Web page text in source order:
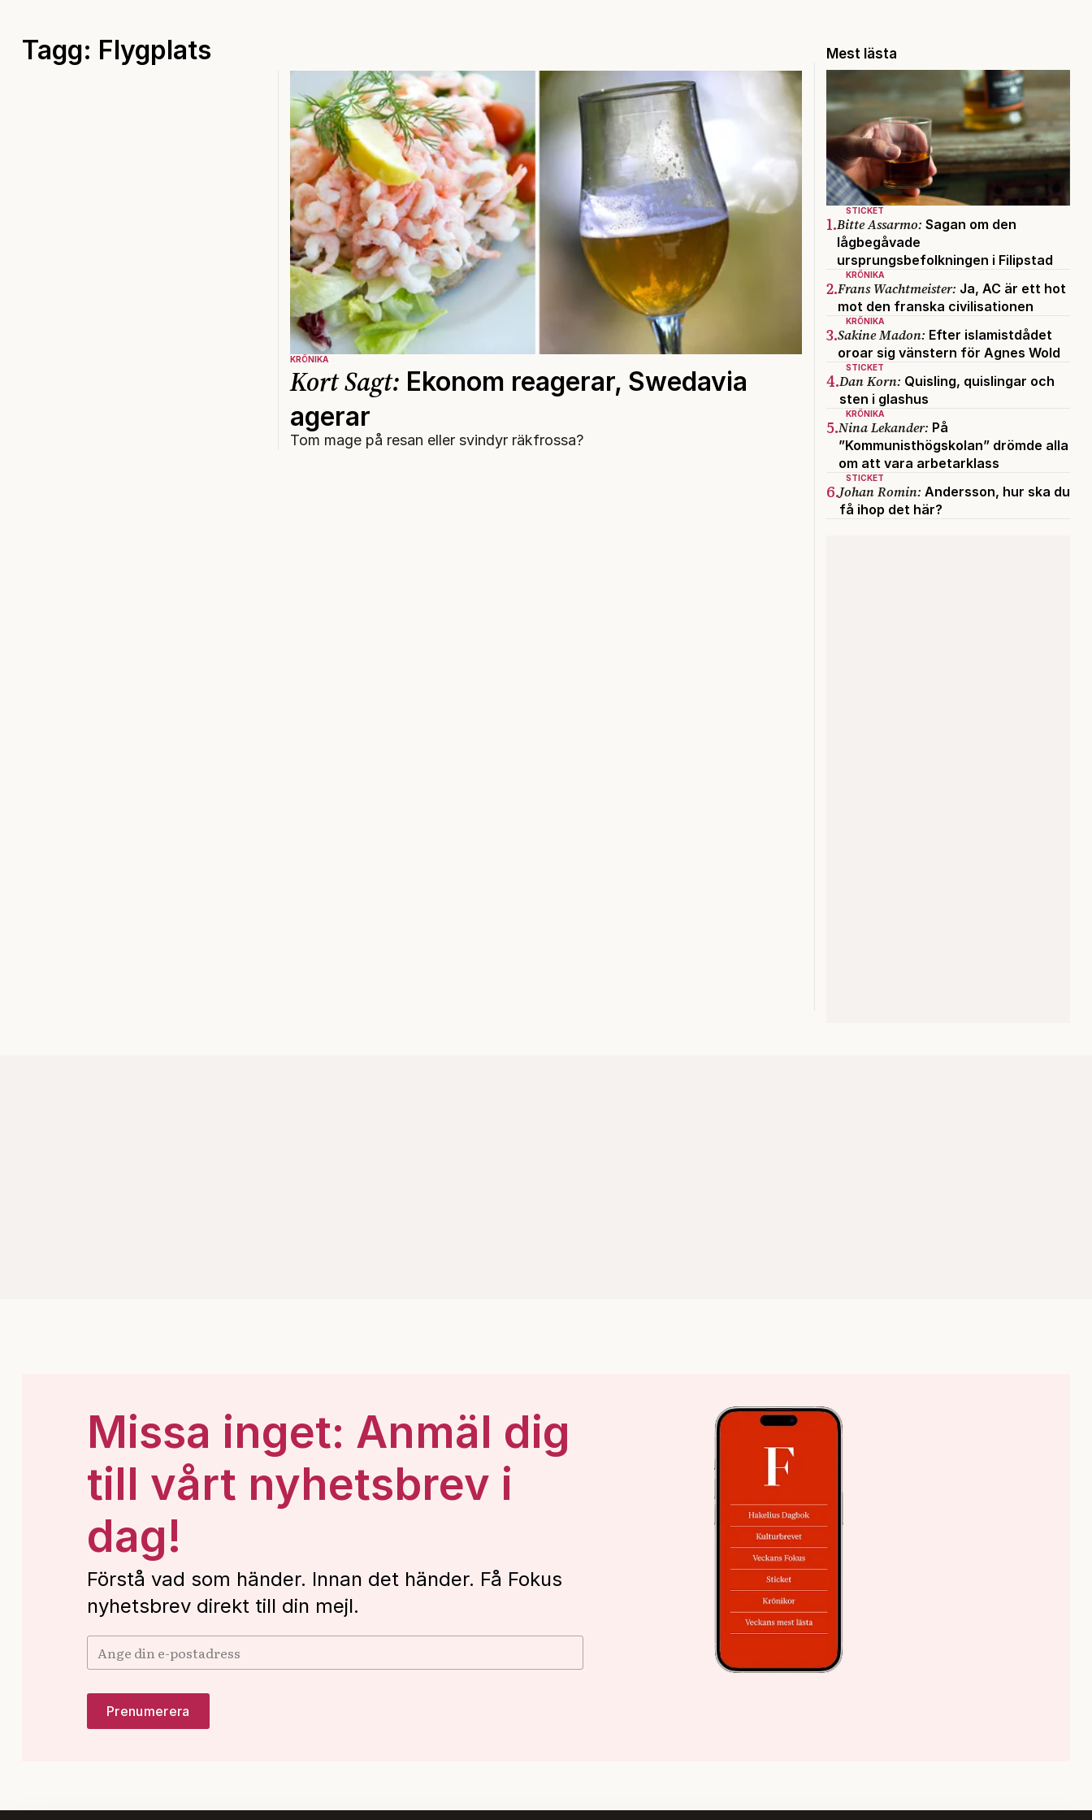
Tagg: Flygplats
KRÖNIKA
Kort Sagt: Ekonom reagerar, Swedavia
agerar
Tom mage på resan eller svindyr räkfrossa?
Mest lästa
STICKET
1.Bitte Assarmo: Sagan om den
lågbegåvade
ursprungsbefolkningen i Filipstad
KRÖNIKA
2.Frans Wachtmeister: Ja, AC är ett hot
mot den franska civilisationen
KRÖNIKA
3.Sakine Madon: Efter islamistdådet
oroar sig vänstern för Agnes Wold
STICKET
4.Dan Korn: Quisling, quislingar och
sten i glashus
KRÖNIKA
5.Nina Lekander: På
”Kommunisthögskolan” drömde alla
om att vara arbetarklass
STICKET
6.Johan Romin: Andersson, hur ska du
få ihop det här?
Missa inget: Anmäl dig
till vårt nyhetsbrev i
dag!
Förstå vad som händer. Innan det händer. Få Fokus
nyhetsbrev direkt till din mejl.